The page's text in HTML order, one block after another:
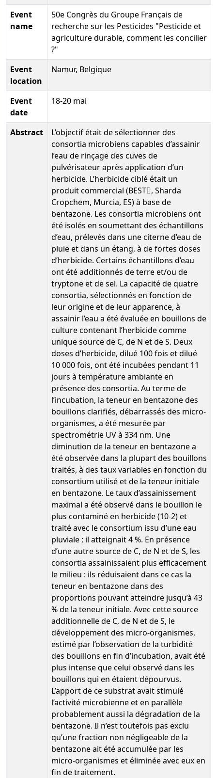
Event
name
50e Congrès du Groupe Français de
recherche sur les Pesticides "Pesticide et
agriculture durable, comment les concilier
?"
Event
location
Namur, Belgique
Event
date
18-20 mai
Abstract
L’objectif était de sélectionner des
consortia microbiens capables d’assainir
l’eau de rinçage des cuves de
pulvérisateur après application d’un
herbicide. L’herbicide ciblé était un
produit commercial (BEST, Sharda
Cropchem, Murcia, ES) à base de
bentazone. Les consortia microbiens ont
été isolés en soumettant des échantillons
d’eau, prélevés dans une citerne d’eau de
pluie et dans un étang, à de fortes doses
d’herbicide. Certains échantillons d’eau
ont été additionnés de terre et/ou de
tryptone et de sel. La capacité de quatre
consortia, sélectionnés en fonction de
leur origine et de leur apparence, à
assainir l’eau a été évaluée en bouillons de
culture contenant l’herbicide comme
unique source de C, de N et de S. Deux
doses d’herbicide, dilué 100 fois et dilué
10 000 fois, ont été incubées pendant 11
jours à température ambiante en
présence des consortia. Au terme de
l’incubation, la teneur en bentazone des
bouillons clarifiés, débarrassés des micro-
organismes, a été mesurée par
spectrométrie UV à 334 nm. Une
diminution de la teneur en bentazone a
été observée dans la plupart des bouillons
traités, à des taux variables en fonction du
consortium utilisé et de la teneur initiale
en bentazone. Le taux d’assainissement
maximal a été observé dans le bouillon le
plus contaminé en herbicide (10-2) et
traité avec le consortium issu d’une eau
pluviale ; il atteignait 4 %. En présence
d’une autre source de C, de N et de S, les
consortia assainissaient plus efficacement
le milieu : ils réduisaient dans ce cas la
teneur en bentazone dans des
proportions pouvant atteindre jusqu’à 43
% de la teneur initiale. Avec cette source
additionnelle de C, de N et de S, le
développement des micro-organismes,
estimé par l’observation de la turbidité
des bouillons en fin d’incubation, avait été
plus intense que celui observé dans les
bouillons qui en étaient dépourvus.
L’apport de ce substrat avait stimulé
l’activité microbienne et en parallèle
probablement aussi la dégradation de la
bentazone. Il n’est toutefois pas exclu
qu’une fraction non négligeable de la
bentazone ait été accumulée par les
micro-organismes et éliminée avec eux en
fin de traitement.